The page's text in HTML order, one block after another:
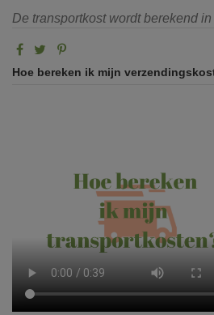
De transportkost wordt berekend
Hoe bereken ik mijn